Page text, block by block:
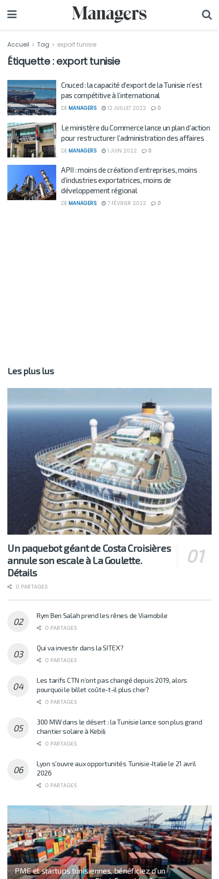
Accueil Tag export tunisie
Étiquette :export tunisie
Cnuced : la capacité d’export de la Tunisie n’est
pas compétitive à l’international
DE MANAGERS 12 JUILLET 2022 0
Le ministère du Commerce lance un plan d’action
pour restructurer l’administration des affaires
DE MANAGERS 1 JUIN 2022 0
APII : moins de création d’entreprises, moins
d’industries exportatrices, moins de
développement régional
DE MANAGERS 7 FÉVRIER 2022 0
Les plus lus
Un paquebot géant de Costa Croisières
annule son escale à La Goulette.
Détails
0 PARTAGES
Rym Ben Salah prend les rênes de Viamobile
0 PARTAGES
Qui va investir dans la SITEX?
0 PARTAGES
Les tarifs CTN n’ont pas changé depuis 2019, alors
pourquoi le billet coûte-t-il plus cher?
0 PARTAGES
300 MW dans le désert : la Tunisie lance son plus grand
chantier solaire à Kebili
0 PARTAGES
Lyon s’ouvre aux opportunités Tunisie-Italie le 21 avril
2026
0 PARTAGES
PME et startups tunisiennes, bénéficiez d’un